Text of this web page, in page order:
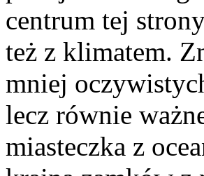
centrum tej
też z klimatem.
mniej
lecz równie
miasteczka z